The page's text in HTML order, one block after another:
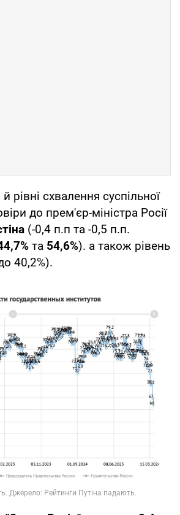
рівні схвалення суспільної
до прем'єр-міністра Росії
(-0,4 п.п та -0,5 п.п.
та 54,6%). а також рівень
40,2%).